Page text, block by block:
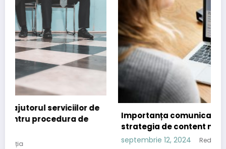
Importanța comunicatelor de presă în
strategia de content marketing
septembrie 12, 2024 Redacția